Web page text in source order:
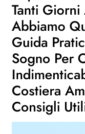
Tanti
Abbiamo
Guida
Sogno Per
Costiera
Consigli